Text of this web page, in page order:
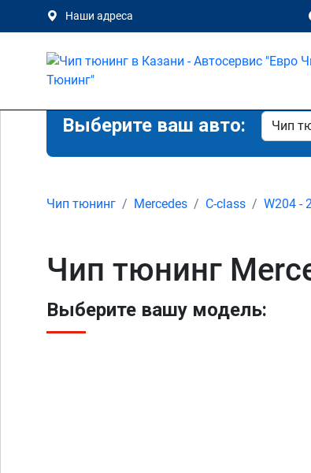
Наши адреса
Выберите ваш авто:
Чип тюнинг Mercedes C-class W204 -
Чип тюнинг
Выберите вашу модель: